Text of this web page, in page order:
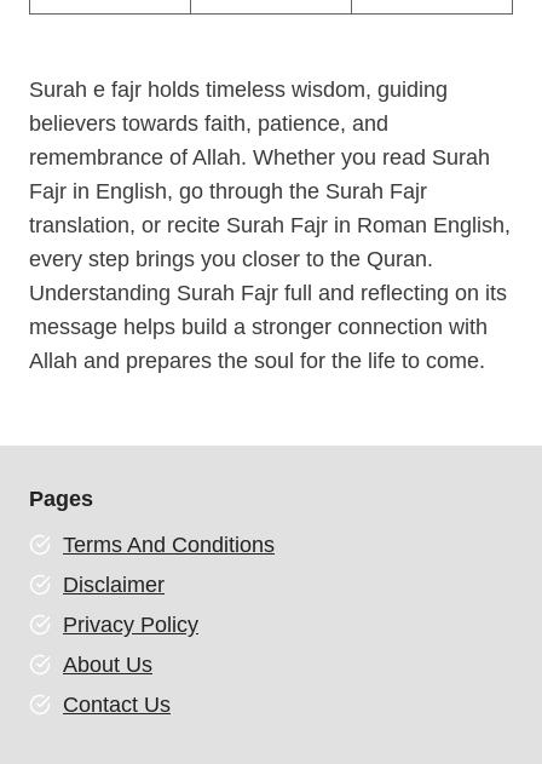
Surah e fajr holds timeless wisdom, guiding
believers towards faith, patience, and
remembrance of Allah. Whether you read Surah
Fajr in English, go through the Surah Fajr
translation, or recite Surah Fajr in Roman English,
every step brings you closer to the Quran.
Understanding Surah Fajr full and reflecting on its
message helps build a stronger connection with
Allah and prepares the soul for the life to come.
Pages
Terms And Conditions
Disclaimer
Privacy Policy
About Us
Contact Us